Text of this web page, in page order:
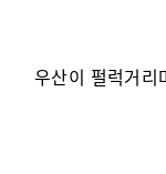
우산이 펄럭거